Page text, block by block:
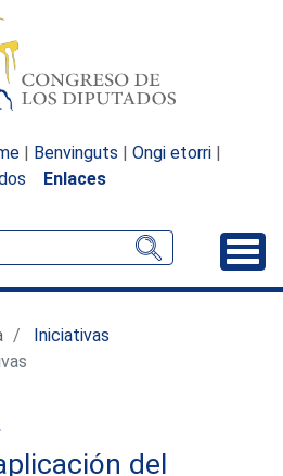
| Benvinguts | Ongi etorri |
Enlaces
Iniciativas
del